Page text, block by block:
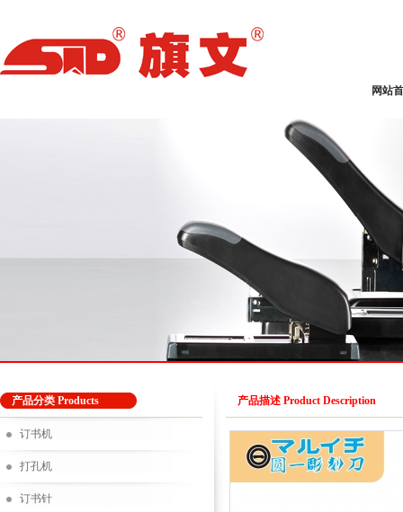
网站
产品分类 Products
订书机
打孔机
订书针
产品描述 Product Description